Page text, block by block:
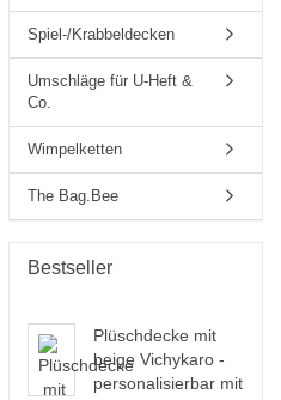
Spiel-/Krabbeldecken
Umschläge für U-Heft &
Co.
Wimpelketten
The Bag.Bee
Bestseller
Plüschdecke mit
beige Vichykaro -
personalisierbar mit